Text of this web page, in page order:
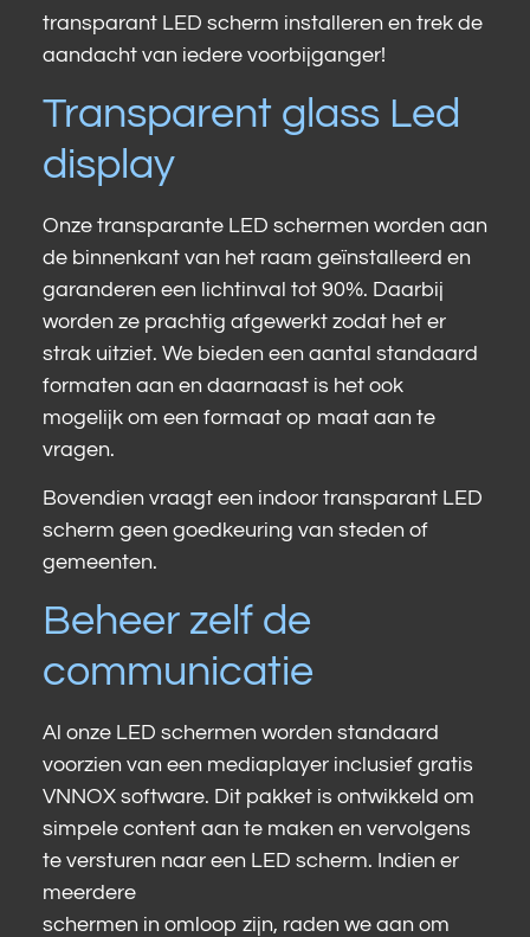
transparant LED scherm installeren en trek de
aandacht van iedere voorbijganger!
Transparent glass Led
display
Onze transparante LED schermen worden aan
de binnenkant van het raam geïnstalleerd en
garanderen een lichtinval tot 90%. Daarbij
worden ze prachtig afgewerkt zodat het er
strak uitziet. We bieden een aantal standaard
formaten aan en daarnaast is het ook
mogelijk om een formaat op maat aan te
vragen.
Bovendien vraagt een indoor transparant LED
scherm geen goedkeuring van steden of
gemeenten.
Beheer zelf de
communicatie
Al onze LED schermen worden standaard
voorzien van een mediaplayer inclusief gratis
VNNOX software. Dit pakket is ontwikkeld om
simpele content aan te maken en vervolgens
te versturen naar een LED scherm. Indien er
meerdere
schermen in omloop zijn, raden we aan om